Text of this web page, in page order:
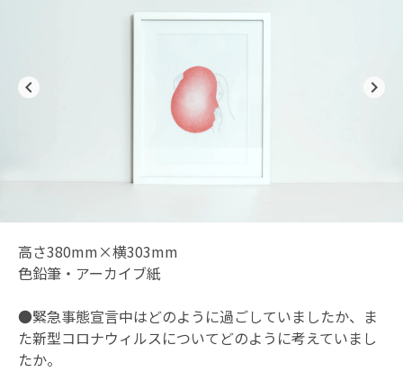
navigate_before navigate_next
高さ380mm×横303mm
色鉛筆・アーカイブ紙
●緊急事態宣言中はどのように過ごしていましたか、ま
た新型コロナウィルスについてどのように考えていまし
たか。